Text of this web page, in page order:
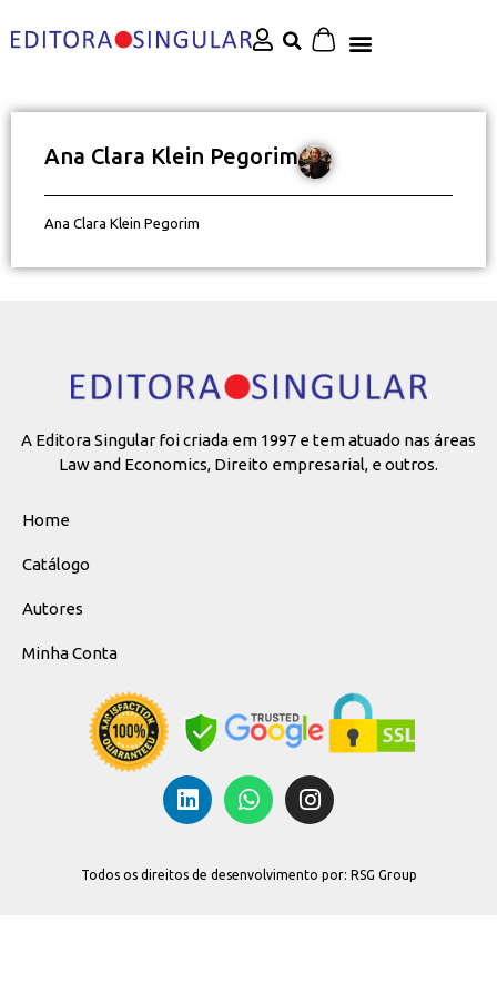
Ana Clara Klein Pegorim
Ana Clara Klein Pegorim
A Editora Singular foi criada em 1997 e tem atuado nas áreas
Law and Economics, Direito empresarial, e outros.
Home
Catálogo
Autores
Minha Conta
Todos os direitos de desenvolvimento por: RSG Group